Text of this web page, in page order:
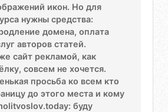
икон. Но для
нужны средства:
домена, оплата
авторов статей.
сайт рекламой, как
совсем не хочется.
просьба ко всем кто
до этого места и кому
буду